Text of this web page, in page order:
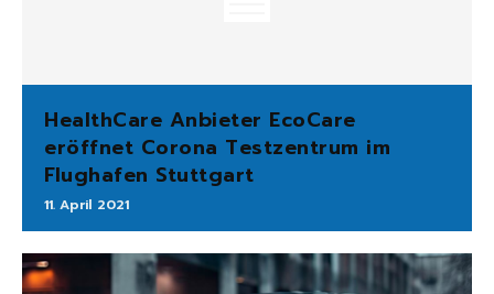
HealthCare Anbieter EcoCare
eröffnet Corona Testzentrum im
Flughafen Stuttgart
11. April 2021